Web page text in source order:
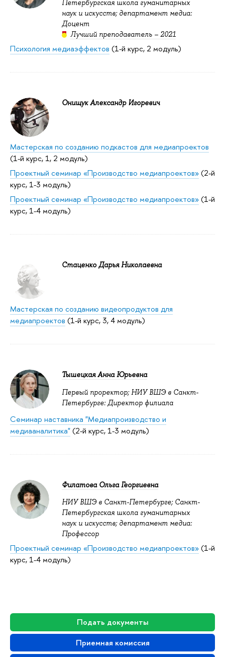
Подать документы
Приемная комиссия
Петербургская школа гуманитарных
наук и искусств; департамент медиа:
Доцент
Лучший преподаватель – 2021
Психология медиаэффектов (1-й курс, 2 модуль)
Онищук Александр Игоревич
Мастерская по созданию подкастов для медиапроектов
(1-й курс, 1, 2 модуль)
Проектный семинар «Производство медиапроектов»(2-й
курс, 1-3 модуль)
Проектный семинар «Производство медиапроектов»(1-й
курс, 1-4 модуль)
Стаценко Дарья Николаевна
Мастерская по созданию видеопродуктов для
медиапроектов (1-й курс, 3, 4 модуль)
Тышецкая Анна Юрьевна
Первый проректор; НИУ ВШЭ в Санкт-
Петербурге: Директор филиала
Семинар наставника "Медиапроизводство и
медиааналитика"(2-й курс, 1-3 модуль)
Филатова Ольга Георгиевна
НИУ ВШЭ в Санкт-Петербурге; Санкт-
Петербургская школа гуманитарных
наук и искусств; департамент медиа:
Профессор
Проектный семинар «Производство медиапроектов»(1-й
курс, 1-4 модуль)